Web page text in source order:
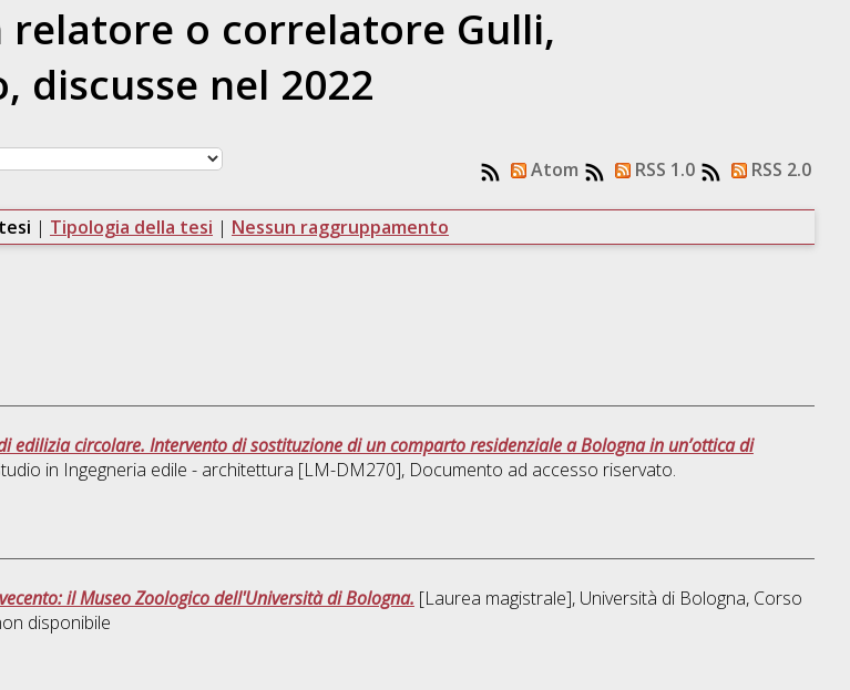
relatore o correlatore Gulli,
, discusse nel 2022
Atom RSS 1.0 RSS 2.0
| Tipologia della tesi | Nessun raggruppamento
edilizia circolare. Intervento di sostituzione di un comparto residenziale a Bologna in un’ottica di
in Ingegneria edile - architettura [LM-DM270], Documento ad accesso riservato.
il Museo Zoologico dell'Università di Bologna. [Laurea magistrale], Università di Bologna, Corso
disponibile